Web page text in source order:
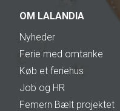
OM LALANDIA
Nyheder
Ferie med omtanke
Køb et feriehus
Job og HR
Femern Bælt projektet